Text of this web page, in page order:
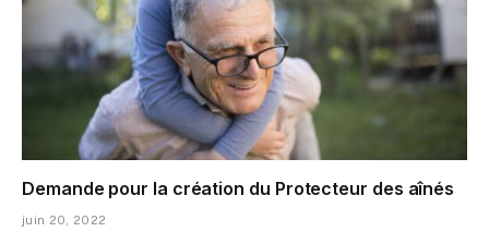
Demande pour la création du Protecteur des aînés
juin 20, 2022